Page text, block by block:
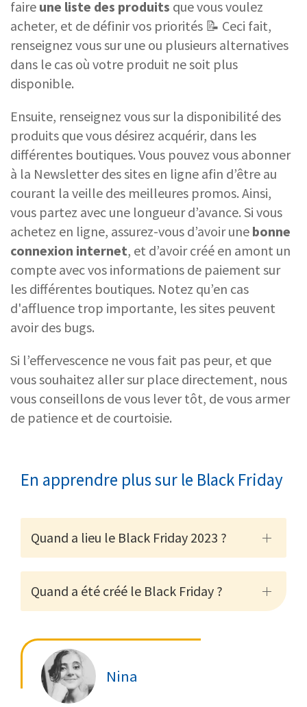
faire une liste des produits que vous voulez
acheter, et de définir vos priorités 📝 Ceci fait,
renseignez vous sur une ou plusieurs alternatives
dans le cas où votre produit ne soit plus
disponible.
Ensuite, renseignez vous sur la disponibilité des
produits que vous désirez acquérir, dans les
différentes boutiques. Vous pouvez vous abonner
à la Newsletter des sites en ligne afin d’être au
courant la veille des meilleures promos. Ainsi,
vous partez avec une longueur d’avance. Si vous
achetez en ligne, assurez-vous d’avoir une bonne
connexion internet, et d’avoir créé en amont un
compte avec vos informations de paiement sur
les différentes boutiques. Notez qu’en cas
d'affluence trop importante, les sites peuvent
avoir des bugs.
Si l’effervescence ne vous fait pas peur, et que
vous souhaitez aller sur place directement, nous
vous conseillons de vous lever tôt, de vous armer
de patience et de courtoisie.
En apprendre plus sur le Black Friday
Quand a lieu le Black Friday 2023 ?
Quand a été créé le Black Friday ?
Nina